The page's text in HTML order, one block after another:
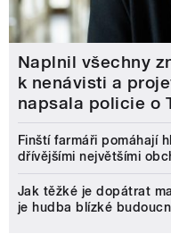
Naplnil všechny
k nenávisti a
napsala policie o
Finští farmáři pomáhají
dřívějšími největšími
Jak těžké je dopátrat
je hudba blízké